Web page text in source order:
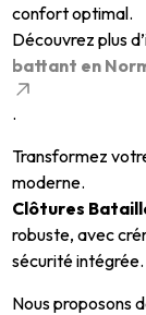
confort optimal.
Découvrez plus
battant en
.
Transformez
moderne.
Clôtures
robuste, avec
sécurité intégrée.
Nous proposons